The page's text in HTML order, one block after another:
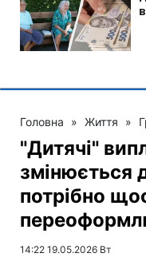
Головна » Життя »
"Дитячі"
змінюється
потрібно
14:22 19.05.2026 Вт